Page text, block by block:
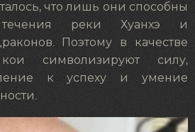
что лишь они способны
реки Хуанхэ и
Поэтому в качестве
символизируют силу,
к успеху и умение